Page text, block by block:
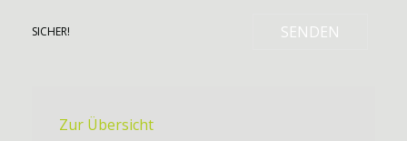
SICHER! SENDEN
Zur Übersicht